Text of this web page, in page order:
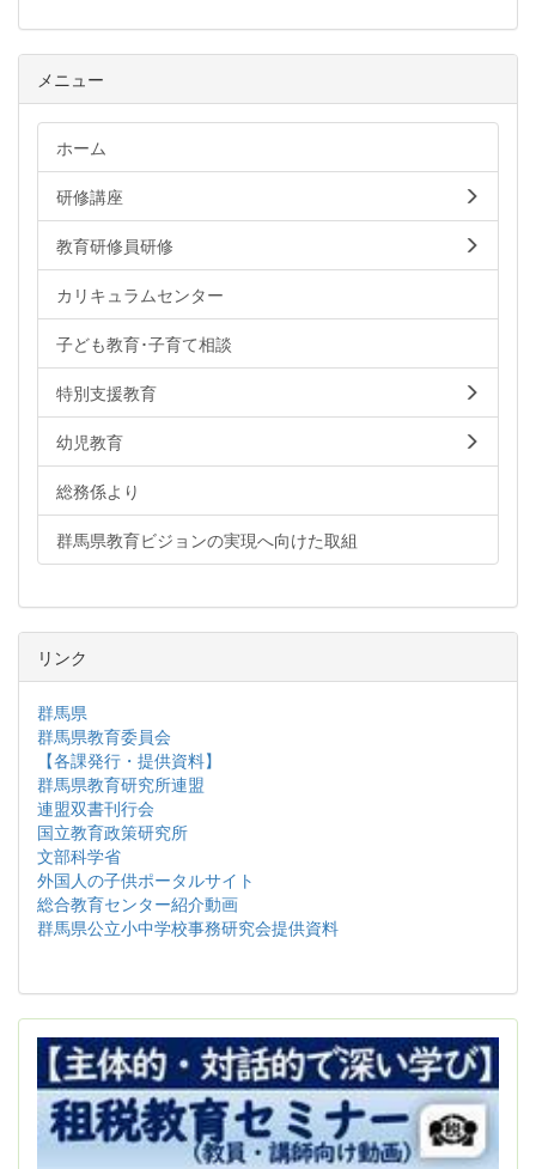
メニュー
ホーム
研修講座
教育研修員研修
カリキュラムセンター
子ども教育･子育て相談
特別支援教育
幼児教育
総務係より
群馬県教育ビジョンの実現へ向けた取組
リンク
群馬県
群馬県教育委員会
【各課発行・提供資料】
群馬県教育研究所連盟
連盟双書刊行会
国立教育政策研究所
文部科学省
外国人の子供ポータルサイト
総合教育センター紹介動画
群馬県公立小中学校事務研究会提供資料